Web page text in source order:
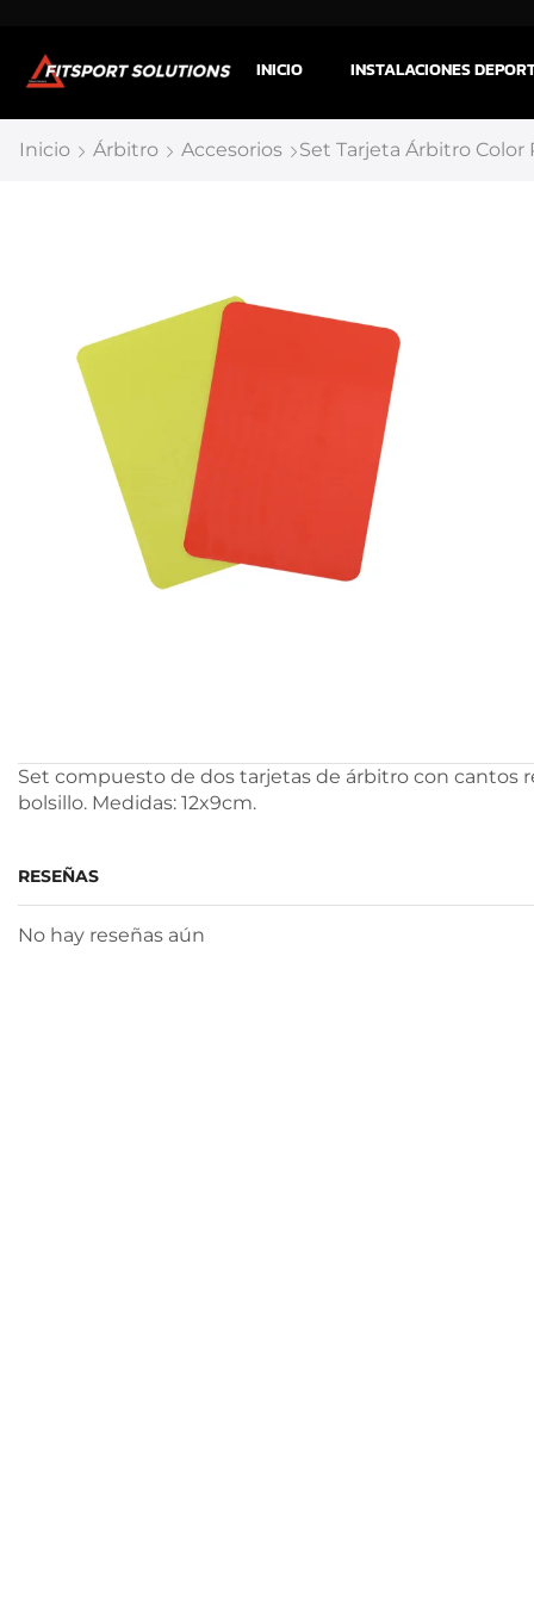
INICIO INSTALACIONES
Inicio Árbitro Accesorios Set Tarjeta Árbitro Color
Set compuesto de dos tarjetas de árbitro con cantos
bolsillo. Medidas: 12x9cm.
RESEÑAS
No hay reseñas aún